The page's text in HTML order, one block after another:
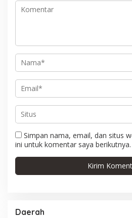
o
Simpan nama, email, dan situs
ini untuk komentar saya berikutnya.
Daerah